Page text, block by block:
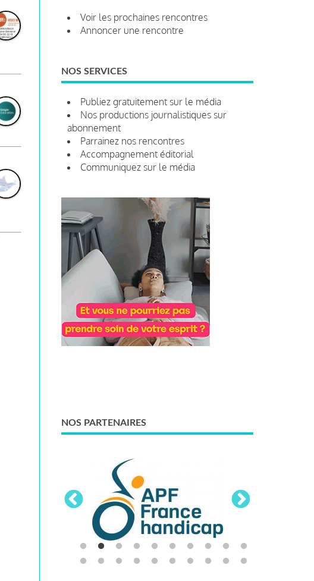
Voir les prochaines rencontres
Annoncer une rencontre
NOS SERVICES
Publiez gratuitement sur le média
Nos productions journalistiques sur
abonnement
Parrainez nos rencontres
Accompagnement éditorial
Communiquez sur le média
NOS PARTENAIRES